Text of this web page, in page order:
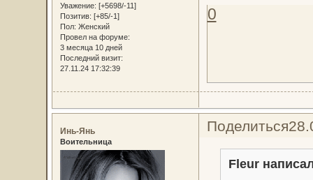
Уважение: [+5698/-11]
Позитив: [+85/-1]
Пол: Женский
Провел на форуме:
3 месяца 10 дней
Последний визит:
27.11.24 17:32:39
0
Поделиться
Инь-Янь
Воительница
Fleur